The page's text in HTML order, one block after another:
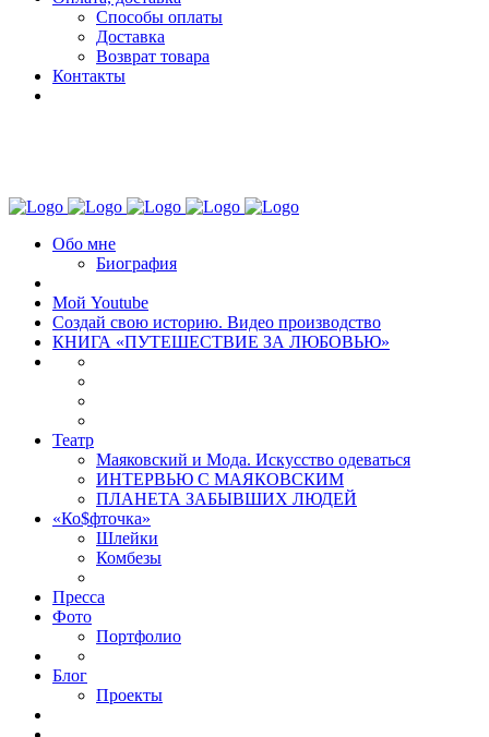
Способы оплаты
Доставка
Возврат товара
Контакты
Обо мне
Биография
Мой Youtube
Создай свою историю. Видео производство
КНИГА «ПУТЕШЕСТВИЕ ЗА ЛЮБОВЬЮ»
Театр
Маяковский и Мода. Искусство одеваться
ИНТЕРВЬЮ С МАЯКОВСКИМ
ПЛАНЕТА ЗАБЫВШИХ ЛЮДЕЙ
«Ко$фточка»
Шлейки
Комбезы
Пресса
Фото
Портфолио
Блог
Проекты